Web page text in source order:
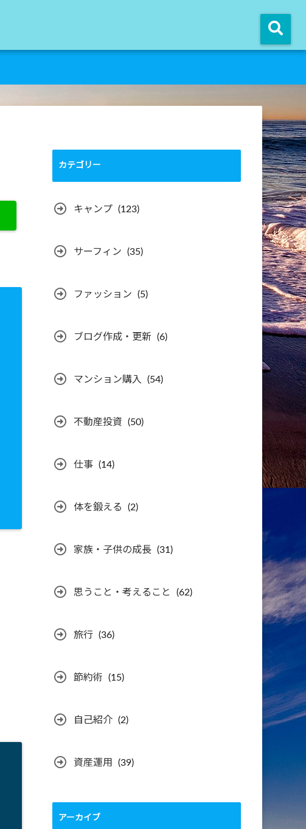
カテゴリー
キャンプ (123)
サーフィン (35)
ファッション (5)
ブログ作成・更新 (6)
マンション購入 (54)
不動産投資 (50)
仕事 (14)
体を鍛える (2)
家族・子供の成長 (31)
思うこと・考えること (62)
旅行 (36)
節約術 (15)
自己紹介 (2)
資産運用 (39)
アーカイブ